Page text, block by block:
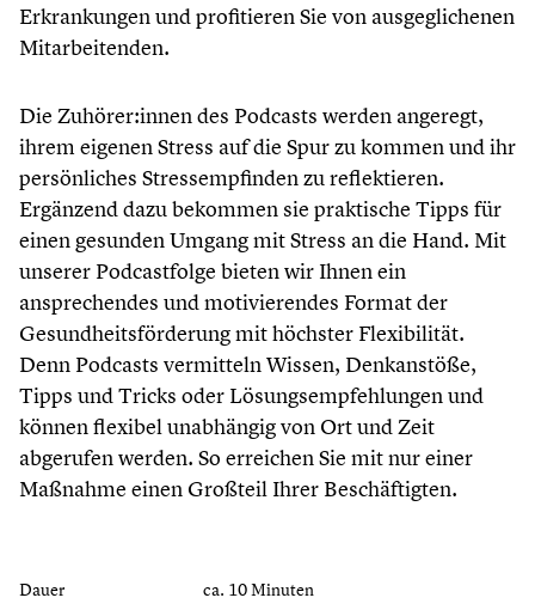
Erkrankungen und profitieren Sie von ausgeglichenen
Mitarbeitenden.
Die Zuhörer:innen des Podcasts werden angeregt,
ihrem eigenen Stress auf die Spur zu kommen und ihr
persönliches Stressempfinden zu reflektieren.
Ergänzend dazu bekommen sie praktische Tipps für
einen gesunden Umgang mit Stress an die Hand. Mit
unserer Podcastfolge bieten wir Ihnen ein
ansprechendes und motivierendes Format der
Gesundheitsförderung mit höchster Flexibilität.
Denn Podcasts vermitteln Wissen, Denkanstöße,
Tipps und Tricks oder Lösungsempfehlungen und
können flexibel unabhängig von Ort und Zeit
abgerufen werden. So erreichen Sie mit nur einer
Maßnahme einen Großteil Ihrer Beschäftigten.
Dauer
ca. 10 Minuten